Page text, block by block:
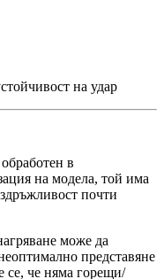
на удар
в
на модела, той има
почти
може да
представяне
се, че няма горещи/